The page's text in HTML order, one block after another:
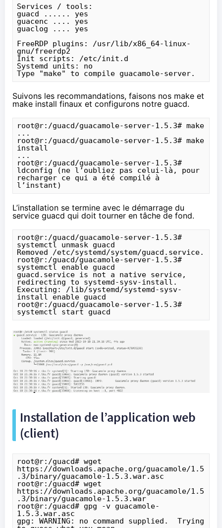
Services / tools:
guacd ...... yes
guacenc .... yes
guaclog .... yes
FreeRDP plugins: /usr/lib/x86_64-linux-
gnu/freerdp2
Init scripts: /etc/init.d
Systemd units: no
Type "make" to compile guacamole-server.
Suivons les recommandations, faisons nos make et
make install finaux et configurons notre guacd.
root@r:/guacd/guacamole-server-1.5.3# make
...
root@r:/guacd/guacamole-server-1.5.3# make
install
...
root@r:/guacd/guacamole-server-1.5.3#
ldconfig (ne l’oubliez pas celui-là, pour
recharger ce qui a été compilé à
l’instant)
L’installation se termine avec le démarrage du
service guacd qui doit tourner en tâche de fond.
root@r:/guacd/guacamole-server-1.5.3#
systemctl unmask guacd
Removed /etc/systemd/system/guacd.service.
root@r:/guacd/guacamole-server-1.5.3#
systemctl enable guacd
guacd.service is not a native service,
redirecting to systemd-sysv-install.
Executing: /lib/systemd/systemd-sysv-
install enable guacd
root@r:/guacd/guacamole-server-1.5.3#
systemctl start guacd
Installation de l’application web
(client)
root@r:/guacd# wget
https://downloads.apache.org/guacamole/1.5
.3/binary/guacamole-1.5.3.war.asc
root@r:/guacd# wget
https://downloads.apache.org/guacamole/1.5
.3/binary/guacamole-1.5.3.war
root@r:/guacd# gpg -v guacamole-
1.5.3.war.asc
gpg: WARNING: no command supplied.  Trying